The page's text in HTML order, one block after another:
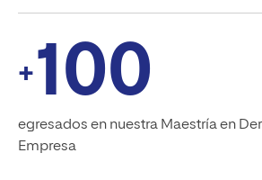
+100
egresados en nuestra Maestría en
Empresa